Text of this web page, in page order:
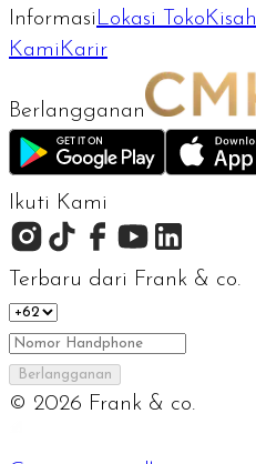
Informasi Lokasi Toko
Kami Karir
Berlangganan
Ikuti Kami
Terbaru dari Frank & co.
Berlangganan
© 2026 Frank & co.